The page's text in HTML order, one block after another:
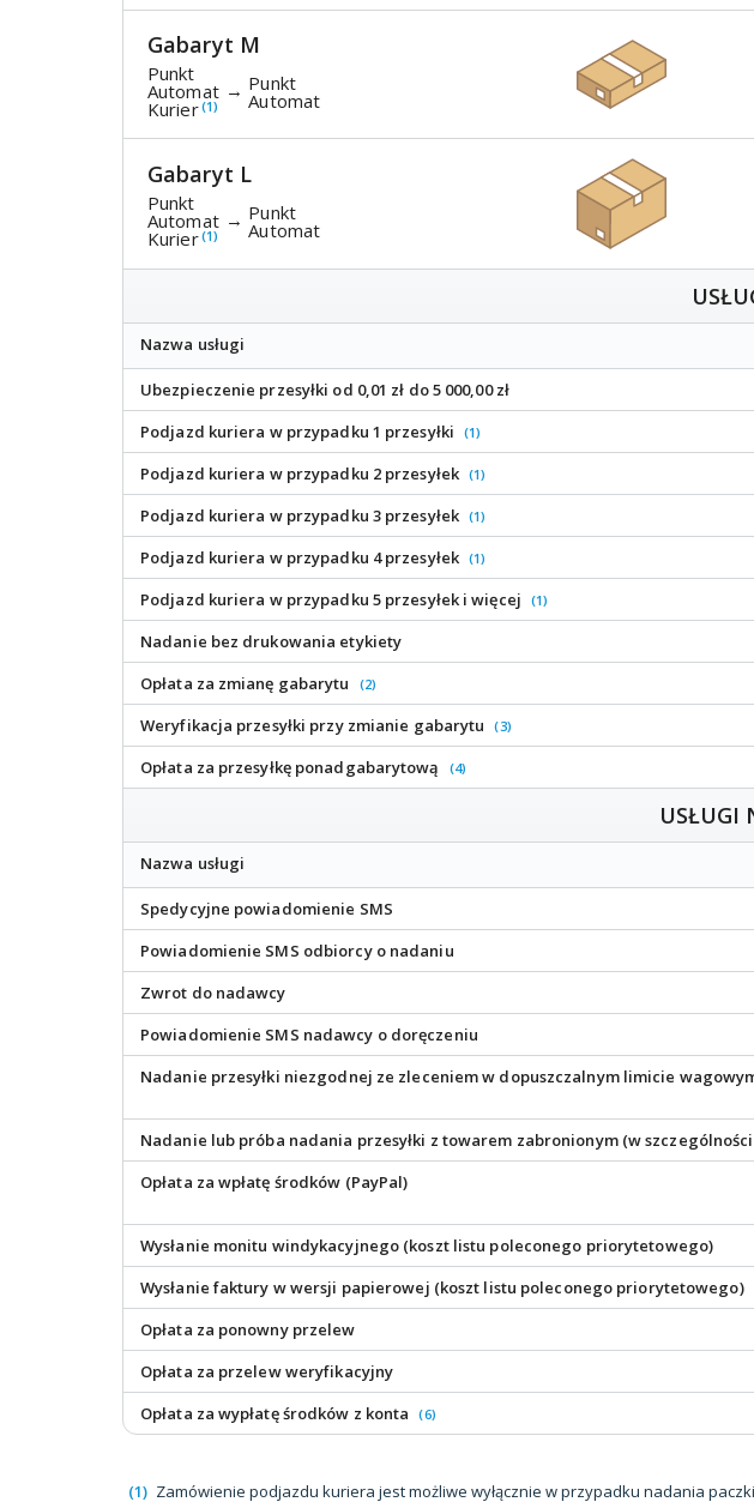
Gabaryt M
Punkt
Automat
Kurier(1)
→ Punkt
Automat
Gabaryt L
Punkt
Automat
Kurier(1)
→ Punkt
Automat
Nazwa usługi
Ubezpieczenie przesyłki od 0,01 zł do 5 000,00 zł
Podjazd kuriera w przypadku 1 przesyłki (1)
Podjazd kuriera w przypadku 2 przesyłek (1)
Podjazd kuriera w przypadku 3 przesyłek (1)
Podjazd kuriera w przypadku 4 przesyłek (1)
Podjazd kuriera w przypadku 5 przesyłek i więcej (1)
Nadanie bez drukowania etykiety
Opłata za zmianę gabarytu
(2)
Weryfikacja przesyłki przy zmianie gabarytu
(3)
Opłata za przesyłkę ponadgabarytową
(4)
USŁUGI
Nazwa usługi
Spedycyjne powiadomienie SMS
Powiadomienie SMS odbiorcy o nadaniu
Zwrot do nadawcy
Powiadomienie SMS nadawcy o doręczeniu
Nadanie przesyłki niezgodnej ze zleceniem w dopuszczalnym limicie
Nadanie lub próba nadania przesyłki z towarem zabronionym (w
Opłata za wpłatę środków (PayPal)
Wysłanie monitu windykacyjnego (koszt listu poleconego priorytetowego)
Wysłanie faktury w wersji papierowej (koszt listu poleconego priorytetowego)
Opłata za ponowny przelew
Opłata za przelew weryfikacyjny
Opłata za wypłatę środków z konta
(6)
(1) Zamówienie podjazdu kuriera jest możliwe wyłącznie w przypadku nadania